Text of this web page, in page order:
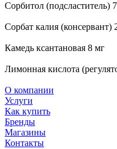
Сорбитол (подсластитель)
Сорбат калия (консервант)
Камедь ксантановая 8 мг
Лимонная кислота
О компании
Услуги
Как купить
Бренды
Магазины
Контакты